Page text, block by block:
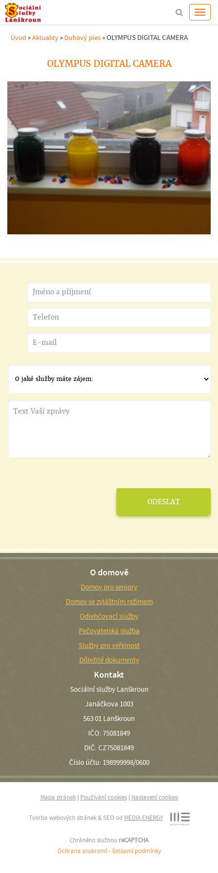
Úvod »Aktuality » Duhový ples »OLYMPUS DIGITAL CAMERA
OLYMPUS DIGITAL CAMERA
O domově
Domov pro seniory
Domov se zvláštním režimem
Odlehčovací služby
Pečovatelská služba
Služby pro veřejnost
Důležité dokumenty
Kontakt
Sociální služby Lanškroun
Janáčkova 1003
563 01 Lanškroun
IČO: 75081849
DIČ: CZ75081849
Číslo účtu: 198999998/0600
Mapa stránek| Používání cookies| Nastavení cookies
Tvorba webových stránek & SEO od MEDIA ENERGY
Chráněno službou reCAPTCHA
Ochrana soukromí -Smluvní podmínky